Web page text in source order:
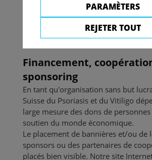
centres. Les informations pour les
destinées à soutenir la relation
mais elles ne peuvent en aucun cas
relation.
Financement,
sponsoring
En tant qu'organisation sans but
Suisse du Psoriasis et du Vitiligo
large mesure des dons de
soutien du monde économique.
Le placement de bannières et/ou de
sponsors ou des partenaires de
placés bien visible. Notre site
PARAMÈTERS
REJETER TOUT